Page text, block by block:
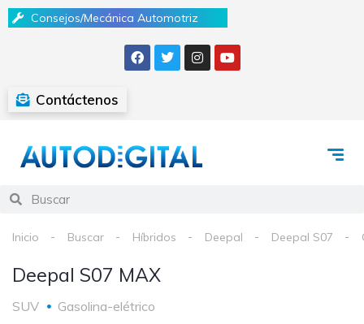
Consejos/Mecánica Automotriz
Contáctenos
Inicio Buscar Híbridos Deepal Deepal S07
Deepal S07 MAX
SUV Gasolina-elétrico